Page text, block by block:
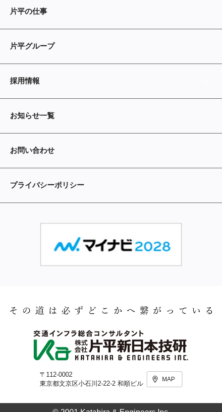
片平の仕事
片平グループ
採用情報
お知らせ一覧
お問い合わせ
プライバシーポリシー
〒112-0002
東京都文京区小石川2-22-2 和順ビル
MAP